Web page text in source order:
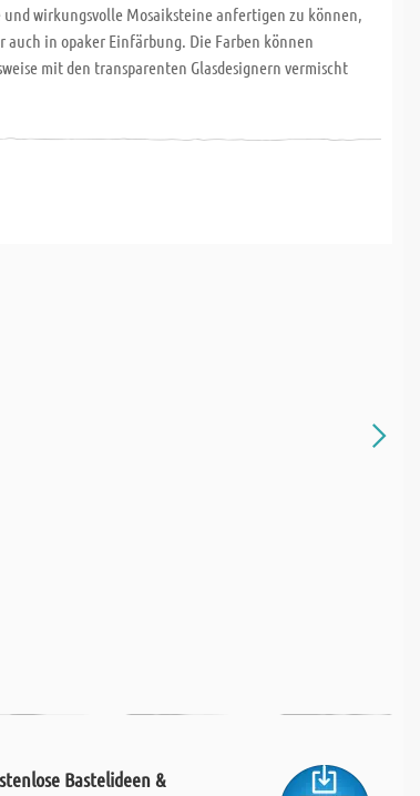
und wirkungsvolle Mosaiksteine anfertigen zu können,
auch in opaker Einfärbung. Die Farben können
mit den transparenten Glasdesignern vermischt
Bastelideen &